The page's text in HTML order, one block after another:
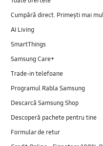
Cumpără direct. Primești mai
AI Living
SmartThings
Samsung Care+
Trade-in telefoane
Programul Rabla Samsung
Descarcă Samsung Shop
Descoperă pachete pentru tine
Formular de retur